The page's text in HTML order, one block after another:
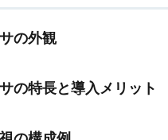
の外観
の特長と導入メリット